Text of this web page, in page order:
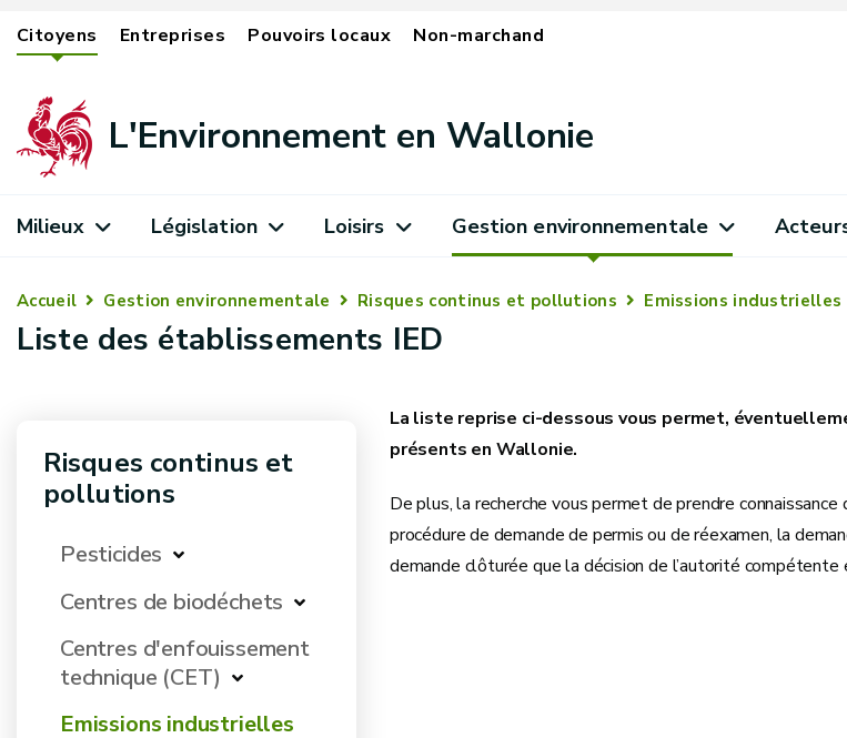
Citoyens Entreprises Pouvoirs locaux Non-marchand
L'Environnement en Wallonie
Milieux Législation Loisirs Gestion environnementale
Accueil Gestion environnementale Risques continus et pollutions Emissions industrielles
Liste des établissements IED
Risques continus et
pollutions
Pesticides
Centres de biodéchets
Centres d'enfouissement
technique (CET)
Emissions industrielles
La liste reprise ci-dessous vous permet,
présents en Wallonie.
De plus, la recherche vous permet de prendre
procédure de demande de permis ou de réexamen, la
demande clôturée que la décision de l’autorité